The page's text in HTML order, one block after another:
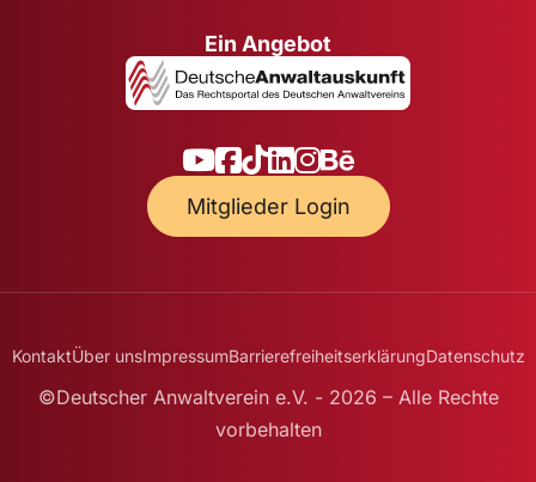
Ein Angebot
Mitglieder Login
KontaktÜber unsImpressumBarrierefreiheitserklärungDatenschutz
©Deutscher Anwaltverein e.V. - 2026 – Alle Rechte
vorbehalten